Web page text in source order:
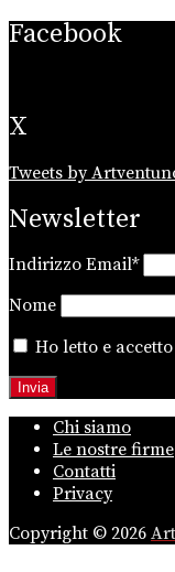
Facebook
X
Tweets by
Newsletter
Indirizzo Email*
Nome
Ho letto e
Chi siamo
Le nostre firme
Contatti
Privacy
Copyright © 2026